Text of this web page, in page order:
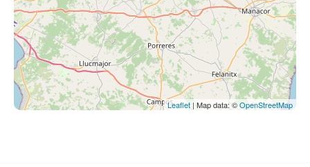
Leaflet | Map data: ©OpenStreetMap